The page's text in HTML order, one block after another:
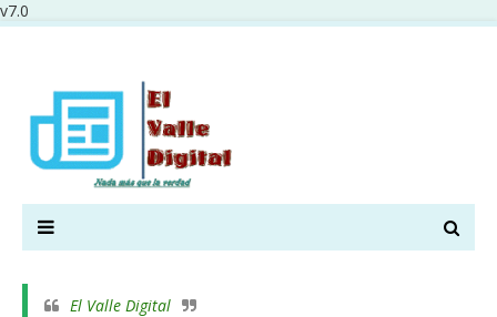
v7.0
El Valle Digital